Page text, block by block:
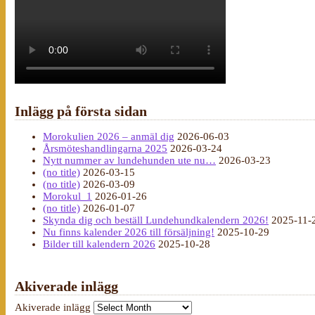
Inlägg på första sidan
Morokulien 2026 – anmäl dig 2026-06-03
Årsmöteshandlingarna 2025 2026-03-24
Nytt nummer av lundehunden ute nu… 2026-03-23
(no title) 2026-03-15
(no title) 2026-03-09
Morokul_1 2026-01-26
(no title) 2026-01-07
Skynda dig och beställ Lundehundkalendern 2026! 2025-11-
Nu finns kalender 2026 till försäljning! 2025-10-29
Bilder till kalendern 2026 2025-10-28
Akiverade inlägg
Akiverade inlägg